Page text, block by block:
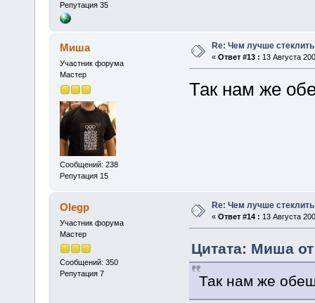
Репутация 35
Миша
Участник форума
Мастер
Сообщений: 238
Репутация 15
Re: Чем лучше
« Ответ #13 : 13 Августа
Так нам же
Olegp
Участник форума
Мастер
Сообщений: 350
Репутация 7
Re: Чем лучше
« Ответ #14 : 13 Августа
Цитата: Миша от
Так нам же